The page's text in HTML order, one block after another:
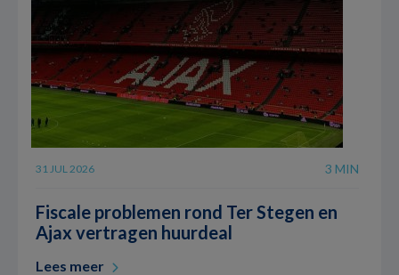
31 JUL 2026 3 MIN
Fiscale problemen rond Ter Stegen en
Ajax vertragen huurdeal
Lees meer